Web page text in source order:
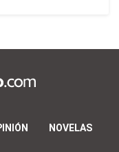
NOVELAS